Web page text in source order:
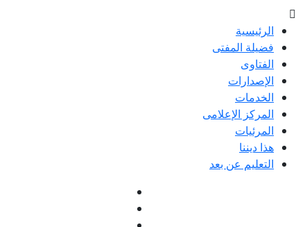
الرئيسية
فضيلة المفتى
الفتاوى
الإصدارات
الخدمات
المركز الإعلامى
المرئيات
هذا ديننا
التعليم عن بعد